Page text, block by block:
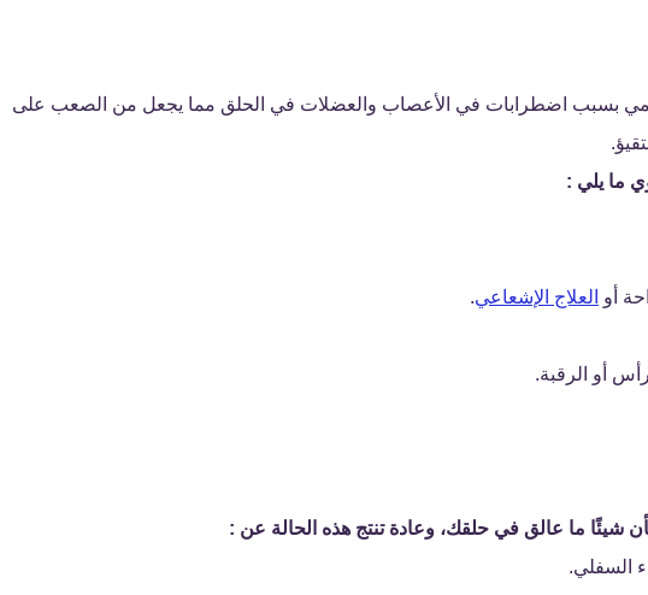
بسبب اضطرابات في الأعصاب والعضلات في الحلق مما يجعل من الصعب على
ما يلي :
أو العلاج الإشعاعي.
أو الرقبة.
شيئًا ما عالق في حلقك، وعادة تنتج هذه الحالة عن :
السفلي.